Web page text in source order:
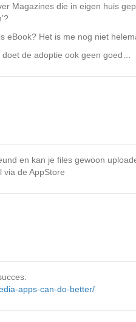
Magazines die in eigen huis
eBook? Het is me nog niet
de adoptie ook geen goed…
en kan je files gewoon
via de AppStore
apps-can-do-better/